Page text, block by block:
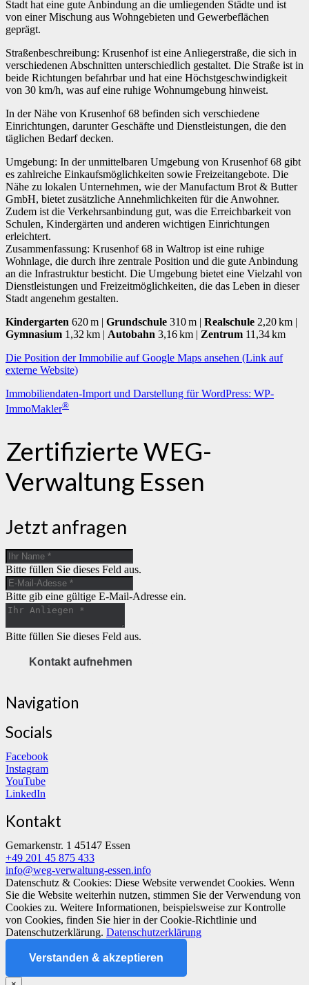
Stadt hat eine gute Anbindung an die umliegenden Städte und ist
von einer Mischung aus Wohngebieten und Gewerbeflächen
geprägt.
Straßenbeschreibung: Krusenhof ist eine Anliegerstraße, die sich in
verschiedenen Abschnitten unterschiedlich gestaltet. Die Straße ist in
beide Richtungen befahrbar und hat eine Höchstgeschwindigkeit
von 30 km/h, was auf eine ruhige Wohnumgebung hinweist.
In der Nähe von Krusenhof 68 befinden sich verschiedene
Einrichtungen, darunter Geschäfte und Dienstleistungen, die den
täglichen Bedarf decken.
Umgebung: In der unmittelbaren Umgebung von Krusenhof 68 gibt
es zahlreiche Einkaufsmöglichkeiten sowie Freizeitangebote. Die
Nähe zu lokalen Unternehmen, wie der Manufactum Brot & Butter
GmbH, bietet zusätzliche Annehmlichkeiten für die Anwohner.
Zudem ist die Verkehrsanbindung gut, was die Erreichbarkeit von
Schulen, Kindergärten und anderen wichtigen Einrichtungen
erleichtert.
Zusammenfassung: Krusenhof 68 in Waltrop ist eine ruhige
Wohnlage, die durch ihre zentrale Position und die gute Anbindung
an die Infrastruktur besticht. Die Umgebung bietet eine Vielzahl von
Dienstleistungen und Freizeitmöglichkeiten, die das Leben in dieser
Stadt angenehm gestalten.
Kindergarten 620 m | Grundschule 310 m | Realschule 2,20 km |
Gymnasium 1,32 km | Autobahn 3,16 km | Zentrum 11,34 km
Die Position der Immobilie auf Google Maps ansehen (Link auf
externe Website)
Immobiliendaten-Import und Darstellung für WordPress: WP-
ImmoMakler®
Zertifizierte WEG-
Verwaltung Essen
Jetzt anfragen
Bitte füllen Sie dieses Feld aus.
Bitte gib eine gültige E-Mail-Adresse ein.
Bitte füllen Sie dieses Feld aus.
Kontakt aufnehmen
Navigation
Socials
Facebook
Instagram
YouTube
LinkedIn
Kontakt
Gemarkenstr. 1 45147 Essen
+49 201 45 875 433
info@weg-verwaltung-essen.info
Datenschutz & Cookies: Diese Website verwendet Cookies. Wenn
Sie die Website weiterhin nutzen, stimmen Sie der Verwendung von
Cookies zu. Weitere Informationen, beispielsweise zur Kontrolle
von Cookies, finden Sie hier in der Cookie-Richtlinie und
Datenschutzerklärung. Datenschutzerklärung
Verstanden & akzeptieren